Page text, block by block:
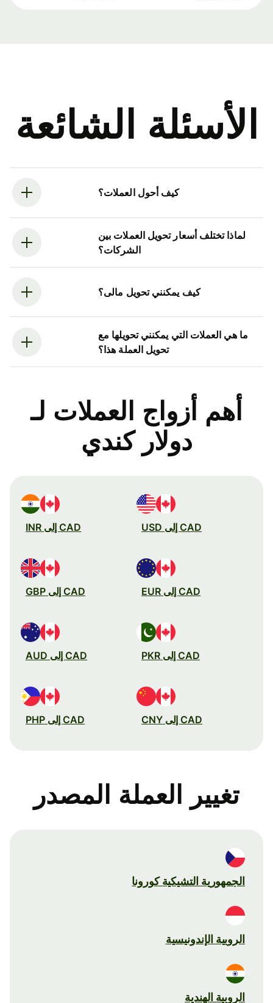
الأسئلة الشائعة
كيف أحول العملات؟
لماذا تختلف أسعار تحويل العملات بين
الشركات؟
كيف يمكنني تحويل مالى؟
ما هي العملات التي يمكنني تحويلها مع
تحويل العملة هذا؟
أهم أزواج العملات لـ
دولار كندي
CAD إلى USD CAD إلى INR
CAD إلى EUR CAD إلى GBP
CAD إلى PKR CAD إلى AUD
CAD إلى CNY CAD إلى PHP
تغيير العملة المصدر
الجمهورية التشيكية كورونا
الروبية الإندونيسية
الروبية الهندية